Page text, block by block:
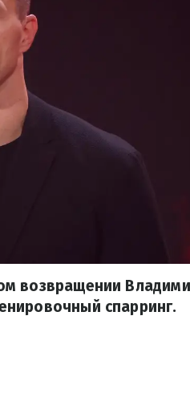
возвращении
спарринг.